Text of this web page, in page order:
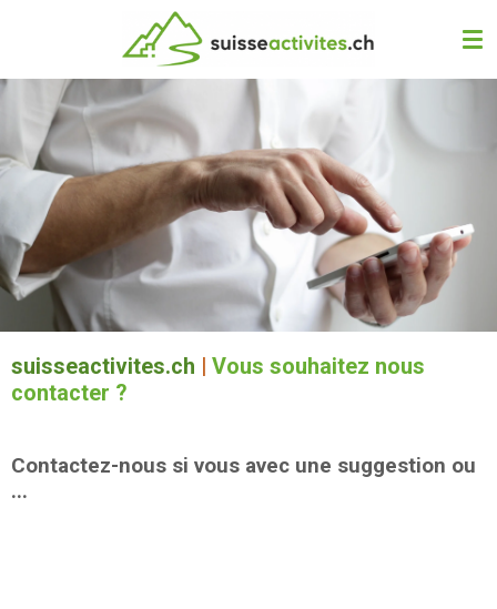
contenu
principal
suisseactivites.ch
Vous souhaitez nous
contacter ?
Contactez-nous si vous avec une suggestion ou
...